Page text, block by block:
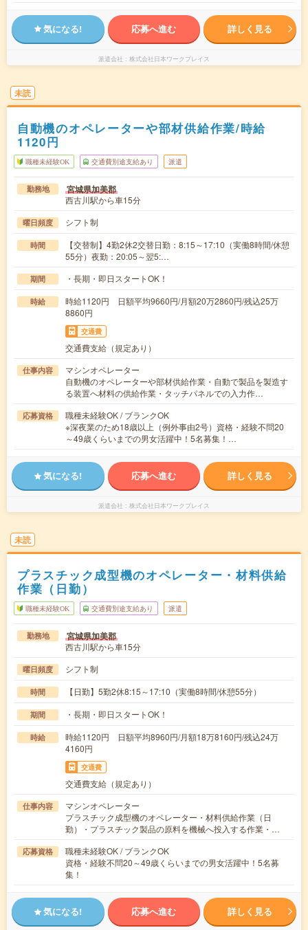
気になる! 応募へ進む 詳しく見る
派遣会社 株式会社日本ワークプレイス
未読
自動機のオペレーターや部材供給作業/時給
1120円
職種未経験OK 交通費別途支給あり 派遣
勤務地 宮城県加美郡
西古川駅から車15分
曜日頻度 シフト制
時間
【交替制】4勤2休2交替日勤：8:15～17:10（実働8時間/休憩
55分）夜勤：20:05～翌5:…
期間 ・長期・即日スタートOK！
時給
時給1120円 日額平均9660円/月額20万2860円/残込25万
8860円
交通費
交通費支給（規定あり）
仕事内容
マシンオペレーター
自動機のオペレーターや部材供給作業・自動で製品を製造す
る装置へ材料の供給作業・タッチパネルでの入力作…
応募資格
職種未経験OK / ブランクOK
※深夜業のため18歳以上（例外事由2号）資格・経験不問20
～49歳くらいまでの男女活躍中！5名募集！…
気になる! 応募へ進む 詳しく見る
派遣会社 株式会社日本ワークプレイス
未読
プラスチック成型機のオペレーター・材料供給
作業（日勤）
職種未経験OK 交通費別途支給あり 派遣
勤務地 宮城県加美郡
西古川駅から車15分
曜日頻度 シフト制
時間 【日勤】5勤2休8:15～17:10（実働8時間/休憩55分）
期間 ・長期・即日スタートOK！
時給
時給1120円 日額平均8960円/月額18万8160円/残込24万
4160円
交通費
交通費支給（規定あり）
仕事内容
マシンオペレーター
プラスチック成型機のオペレーター・材料供給作業（日
勤）・プラスチック製品の原料を機械へ投入する作業・…
応募資格
職種未経験OK / ブランクOK
資格・経験不問20～49歳くらいまでの男女活躍中！5名募
集！
気になる! 応募へ進む 詳しく見る